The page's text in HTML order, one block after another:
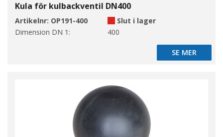
Kula för kulbackventil DN400
Artikelnr: OP191-400
Slut i lager
Dimension DN 1:
400
SE MER
SE MER